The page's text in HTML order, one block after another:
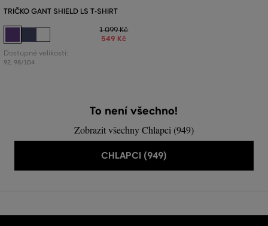
TRIČKO GANT SHIELD LS T-SHIRT
1 099 Kč
549 Kč
Dostupné velikosti:
92 98/104
To není všechno!
Zobrazit všechny Chlapci (949)
CHLAPCI (949)